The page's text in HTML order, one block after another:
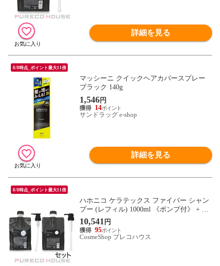
詳細を見る
8/8時点_ポイント最大11倍
マッシーニ クイックヘアカバースプレー
ブラック 140g
1,546円
14
サンドラッグ e-shop
詳細を見る
8/8時点_ポイント最大11倍
ハホニコ ケラテックス ファイバー シャン
プー (レフィル) 1000ml 《ポンプ付》 + ト
リートメント (レフィル) 1000g 《ポンプ
付》 【セット】
10,541 円
95
CosmeShop プレコハウス